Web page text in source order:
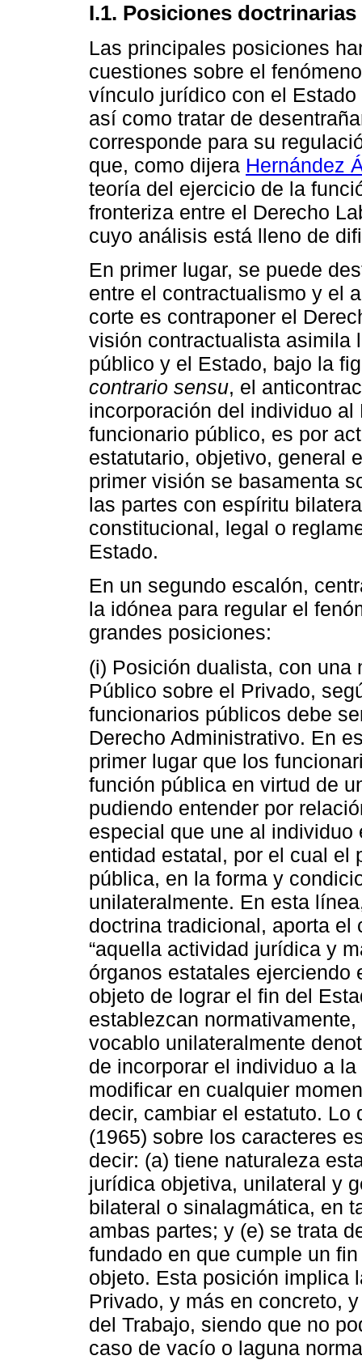
I.1. Posiciones doctrinarias
Las principales posiciones
cuestiones sobre el
vínculo jurídico con el
así como tratar de
corresponde para su
que, como dijera Hernández
teoría del ejercicio de la
fronteriza entre el Derecho
cuyo análisis está lleno de
En primer lugar, se puede
entre el contractualismo y el
corte es contraponer el
visión contractualista asimila
público y el Estado, bajo la
contrario sensu, el
incorporación del individuo
funcionario público, es por
estatutario, objetivo, general
primer visión se basamenta
las partes con espíritu
constitucional, legal o
Estado.
En un segundo escalón,
la idónea para regular el
grandes posiciones:
(i) Posición dualista, con una
Público sobre el Privado,
funcionarios públicos debe
Derecho Administrativo. En
primer lugar que los
función pública en virtud de
pudiendo entender por
especial que une al
entidad estatal, por el cual el
pública, en la forma y
unilateralmente. En esta
doctrina tradicional, aporta el
“aquella actividad jurídica y
órganos estatales ejerciendo
objeto de lograr el fin del
establezcan
vocablo unilateralmente
de incorporar el individuo a
modificar en cualquier
decir, cambiar el estatuto.
(1965) sobre los caracteres
decir: (a) tiene naturaleza
jurídica objetiva, unilateral y
bilateral o sinalagmática, en
ambas partes; y (e) se trata
fundado en que cumple un
objeto. Esta posición implica
Privado, y más en concreto,
del Trabajo, siendo que no
caso de vacío o laguna